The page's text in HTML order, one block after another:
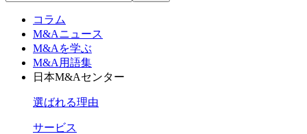
コラム
M&Aニュース
M&Aを学ぶ
M&A用語集
日本M&Aセンター
選ばれる理由
サービス